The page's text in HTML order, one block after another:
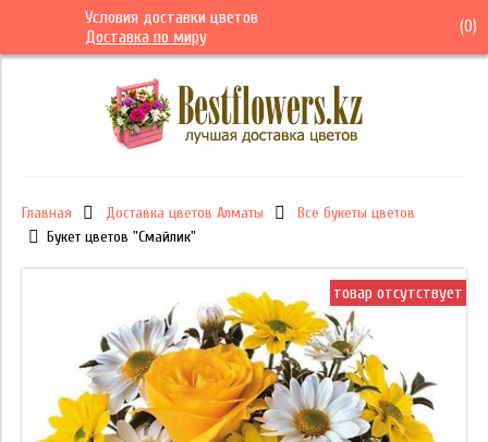
Условия доставки цветов
Доставка по миру
(0)
Главная Доставка цветов Алматы
Все букеты цветов
Букет цветов "Смайлик"
товар отсутствует